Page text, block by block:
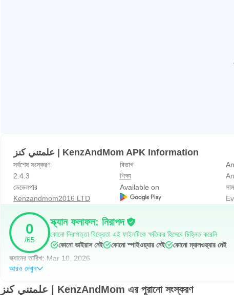
علمتني كنز | KenzAndMom APK Information
সর্বশেষ সংস্করণ
2.4.3
বিভাগ
শিক্ষা
ডেভেলপার
Kenzandmom2016 LTD
Available on
0
/65
স্ক্যান ফলাফল: নিরাপদ
কোনো নিরাপত্তা বিক্রেতা এই ফাইলটিকে ক্ষতিকর হিসেবে চিহ্নিত করেনি
কোনো ভাইরাস নেই
কোনো স্পাইওয়্যার নেই
কোনো ম্যালওয়্যার নেই
স্ক্যানের তারিখ: Mar 10, 2026
আরও দেখুন
علمتني كنز | KenzAndMom এর পুরানো সংস্করণ